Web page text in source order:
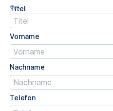
Titel
Opt.
Vorname
Nachname
Telefon